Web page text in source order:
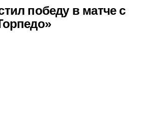
победу в матче с